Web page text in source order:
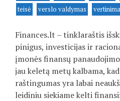
teisė
verslo valdymas
Finances.lt – tinklaraštis
pinigus, investicijas ir
įmonės finansų
jau keletą metų kalbama,
raštingumas yra labai
leidiniu siekiame kelti